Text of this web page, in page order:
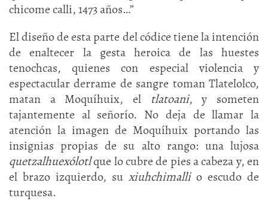
chicome calli, 1473 años…”
El diseño de esta parte del códice tiene la intención
de enaltecer la gesta heroica de las huestes
tenochcas, quienes con especial violencia y
espectacular derrame de sangre toman Tlatelolco,
matan a Moquíhuix, el tlatoani, y someten
tajantemente al señorío. No deja de llamar la
atención la imagen de Moquíhuix portando las
insignias propias de su alto rango: una lujosa
quetzalhuexólotlque lo cubre de pies a cabeza y, en
el brazo izquierdo, su xiuhchimalli o escudo de
turquesa.